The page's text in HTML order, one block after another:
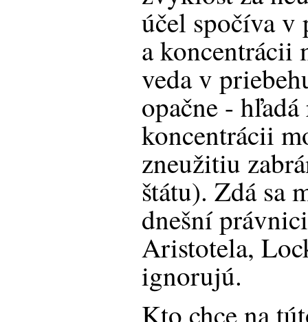
účel spočíva
a koncentrácii
veda v
opačne -
koncentrácii
zneužitiu
štátu). Zdá sa
dnešní
Aristotela,
ignorujú.
Kto chce na